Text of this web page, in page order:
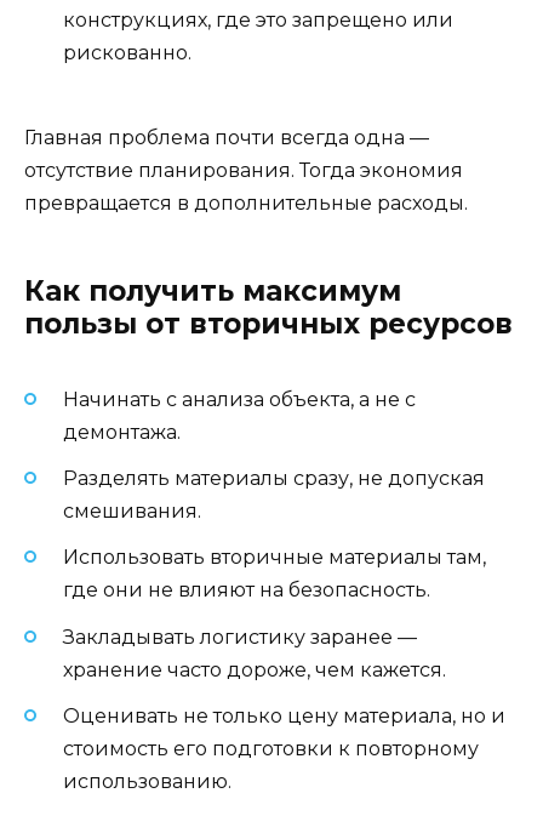
конструкциях, где это запрещено или
рискованно.
Главная проблема почти всегда одна —
отсутствие планирования. Тогда экономия
превращается в дополнительные расходы.
Как получить максимум
пользы от вторичных ресурсов
Начинать с анализа объекта, а не с
демонтажа.
Разделять материалы сразу, не допуская
смешивания.
Использовать вторичные материалы там,
где они не влияют на безопасность.
Закладывать логистику заранее —
хранение часто дороже, чем кажется.
Оценивать не только цену материала, но и
стоимость его подготовки к повторному
использованию.